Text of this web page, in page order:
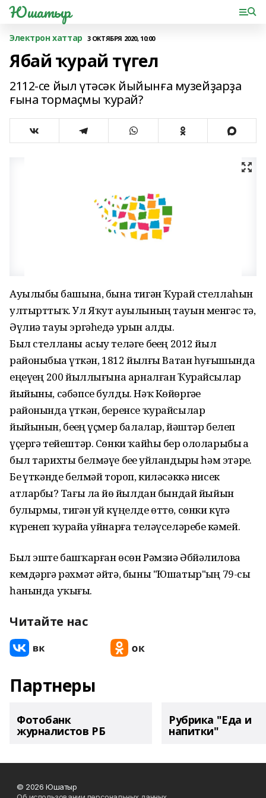
Юшатыр
Электрон хаттар 3 ОКТЯБРЯ 2020, 10:00
Ябай ҡурай түгел
2112-се йыл үтәсәк йыйынға музейҙарҙа
ғына тормаҫмы ҡурай?
Ауылыбыҙ башына, бына тигән Ҡурай стеллаһын
ултырттыҡ. Ул Яҡут ауылының тауын менгәс тә,
Әүлиә тауы эргәһедә урын алды.
Был стелланы асыу теләге беҙҙең 2012 йыл
районыбыҙҙа үткән, 1812 йылғы Ватан һуғышында
еңеүҙең 200 йыллығына арналған Ҡурайсылар
йыйыны, сәбәпсе булды. Нәҡ Көйөргәҙе
районында үткән, беренсе ҡурайсылар
йыйынын, беҙҙең үҫмер балалар, йәштәр белеп
үҫергә тейештәр. Сөнки ҡайһы бер ололарыбыҙ ҙа
был тарихты белмәүе беҙҙе уйландырҙы һәм этәрҙе.
Беҙ үткәнде белмәй тороп, киләсәккә нисек
атларбыҙ? Тағы ла йөҙ йылдан бындай йыйын
булырмы, тигән уй күңелде өттө, сөнки күҙгә
күренеп ҡурайҙа уйнарға теләүселәребеҙ кәмей.
Был эште башҡарған өсөн Рәмзиә Әбйәлилова
кемдәргә рәхмәт әйтә, быны "Юшатыр"ҙың 79-сы
һанында уҡығыҙ.
Читайте нас
Партнеры
Фотобанк
журналистов РБ
Рубрика "Еда и
напитки"
© 2026 Юшатыр